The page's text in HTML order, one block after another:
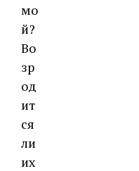
мо
й?
Во
зр
од
ит
ся
ли
их